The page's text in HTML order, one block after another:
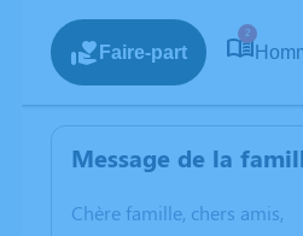
Faire-part
2
Message de la
Chère famille, chers amis,